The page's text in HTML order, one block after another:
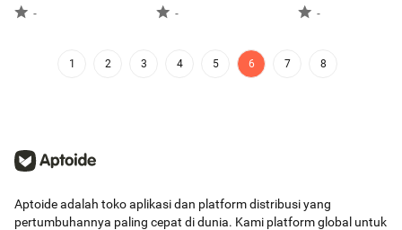
-
Gym -
-
1 2 3 4 5 6 7 8
Aptoide adalah toko aplikasi dan platform distribusi yang
pertumbuhannya paling cepat di dunia. Kami platform global untuk